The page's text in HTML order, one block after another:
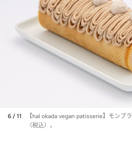
6 / 11
【hal okada vegan patisserie】モンブ
（税込）。